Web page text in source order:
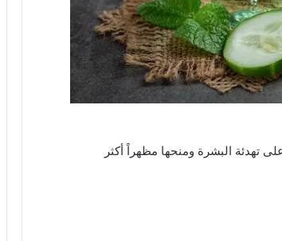
تهدئة البشرة ومنحها مظهراً أكثر